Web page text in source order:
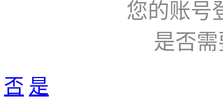
您的账号
是否
否 是